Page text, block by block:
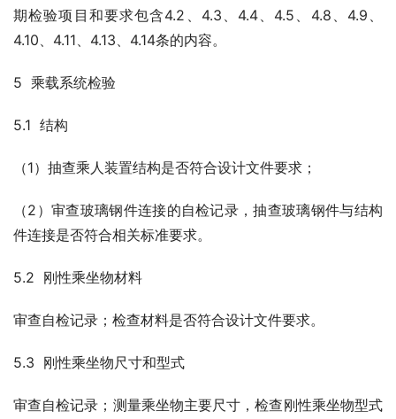
期检验项目和要求包含4.2、4.3、4.4、4.5、4.8、4.9、
4.10、4.11、4.13、4.14条的内容。
5  乘载系统检验
5.1  结构
（1）抽查乘人装置结构是否符合设计文件要求；
（2）审查玻璃钢件连接的自检记录，抽查玻璃钢件与结构
件连接是否符合相关标准要求。
5.2  刚性乘坐物材料
审查自检记录；检查材料是否符合设计文件要求。
5.3  刚性乘坐物尺寸和型式
审查自检记录；测量乘坐物主要尺寸，检查刚性乘坐物型式